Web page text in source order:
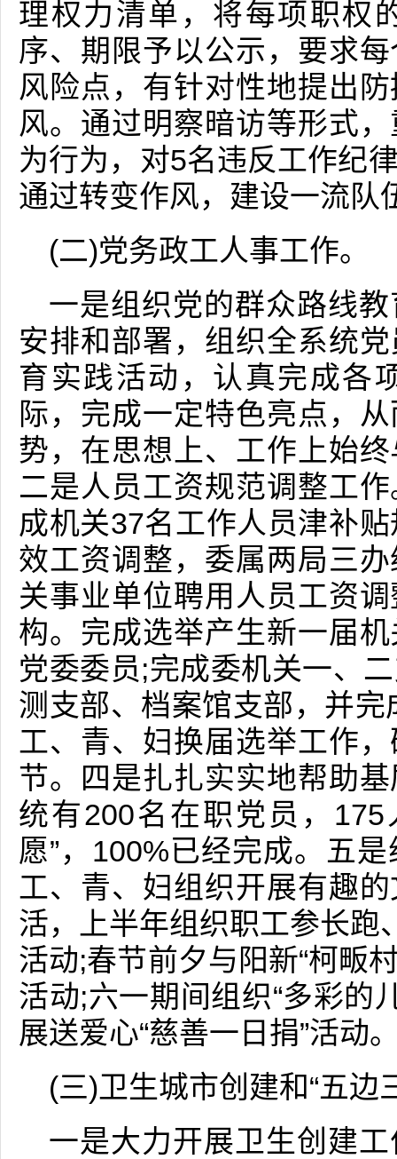
理权力清单，将每项职权
序、期限予以公示，要求
风险点，有针对性地提出
风。通过明察暗访等形式
为行为，对5名违反工作纪
通过转变作风，建设一流队
(二)党务政工人事工作。
一是组织党的群众路线
安排和部署，组织全系统
育实践活动，认真完成各
际，完成一定特色亮点，
势，在思想上、工作上始
二是人员工资规范调整工
成机关37名工作人员津补
效工资调整，委属两局三
关事业单位聘用人员工资
构。完成选举产生新一届
党委委员;完成委机关一、
测支部、档案馆支部，并
工、青、妇换届选举工作
节。四是扎扎实实地帮助
统有200名在职党员，
愿”，100%已经完成。五
工、青、妇组织开展有趣
活，上半年组织职工参长跑
活动;春节前夕与阳新“柯畈
活动;六一期间组织“多彩的
展送爱心“慈善一日捐”活动
(三)卫生城市创建和“五边
一是大力开展卫生创建